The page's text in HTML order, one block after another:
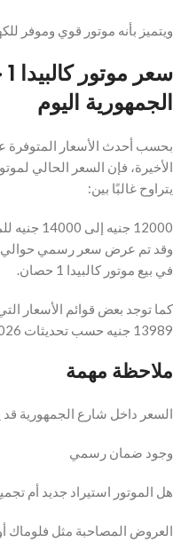
ويتميز بأنه موتور قوي وموفر
الجمهورية اليوم
بحسب أحدث الأسعار المتوفرة
يتراوح غالبًا بين:
12000 جنيه إلى 14000 جنيه للموتور الجديد الأصلي
في بيع موتور كالبيدا 1 حصان.
كما توجد بعض قوائم الأسعار
13989 جنيه حسب تحديثات 2026.
ملاحظة مهمة
السعر داخل شارع الجمهورية
وجود ضمان رسمي
هل الموتور استيراد جديد أم
العروض المصاحبة مثل فلوماك أو